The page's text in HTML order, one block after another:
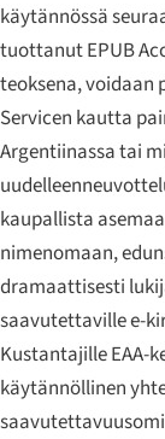
käytännössä
tuottanut EPUB
teoksena, voidaan
Servicen kautta
Argentiinassa tai
kaupallista
nimenomaan,
dramaattisesti
saavutettaville e-
Kustantajille EAA-
käytännöllinen